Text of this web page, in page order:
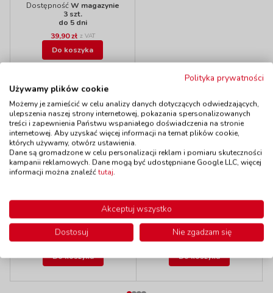
DostępnośćW magazynie
3 szt.
do 5 dni
39,90 zł z VAT
Do koszyka
Polecamy
Pacynki - Mikołaj
kod: NO1615
73,90 zł z VAT
Do koszyka
Pacynki - Diabełek
kod: NO1614
73,90 zł z VAT
Do koszyka
Polityka prywatności
Używamy plików cookie
Możemy je zamieścić w celu analizy danych dotyczących odwiedzających,
ulepszenia naszej strony internetowej, pokazania spersonalizowanych
treści i zapewnienia Państwu wspaniałego doświadczenia na stronie
internetowej. Aby uzyskać więcej informacji na temat plików cookie,
których używamy, otwórz ustawienia.
Dane są gromadzone w celu personalizacji reklam i pomiaru skuteczności
kampanii reklamowych. Dane mogą być udostępniane Google LLC, więcej
informacji można znaleźćtutaj.
Akceptuj wszystko
Dostosuj
Nie zgadzam się